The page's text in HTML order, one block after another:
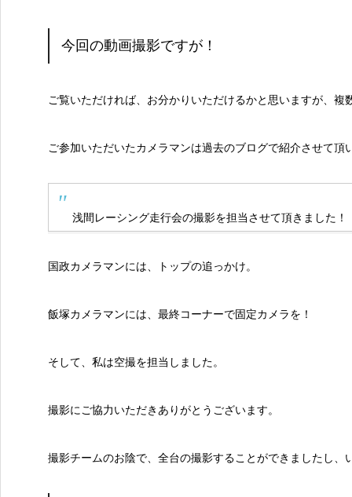
今回の動画撮影ですが！
ご覧いただければ、お分かりいただけるかと思いますが、複
ご参加いただいたカメラマンは過去のブログで紹介させて頂
浅間レーシング走行会の撮影を担当させて頂きました！
国政カメラマンには、トップの追っかけ。
飯塚カメラマンには、最終コーナーで固定カメラを！
そして、私は空撮を担当しました。
撮影にご協力いただきありがとうございます。
撮影チームのお陰で、全台の撮影することができましたし